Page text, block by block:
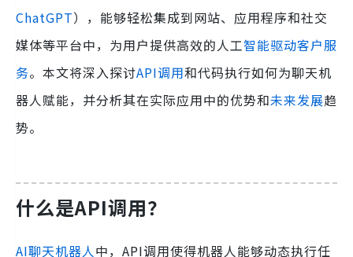
ChatGPT），能够轻松集成到网站、应用程序和社交
媒体等平台中，为用户提供高效的人工智能驱动客户服
务。本文将深入探讨API调用和代码执行如何为聊天机
器人赋能，并分析其在实际应用中的优势和未来发展趋
势。
什么是API调用？
AI聊天机器人中，API调用使得机器人能够动态执行任